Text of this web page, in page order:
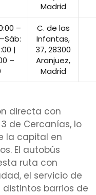
Madrid
–
|
–
C. de las
Infantas,
37, 28300
Aranjuez,
Madrid
directa con
de Cercanías, lo
la capital en
El autobús
ruta con
el servicio de
barrios de